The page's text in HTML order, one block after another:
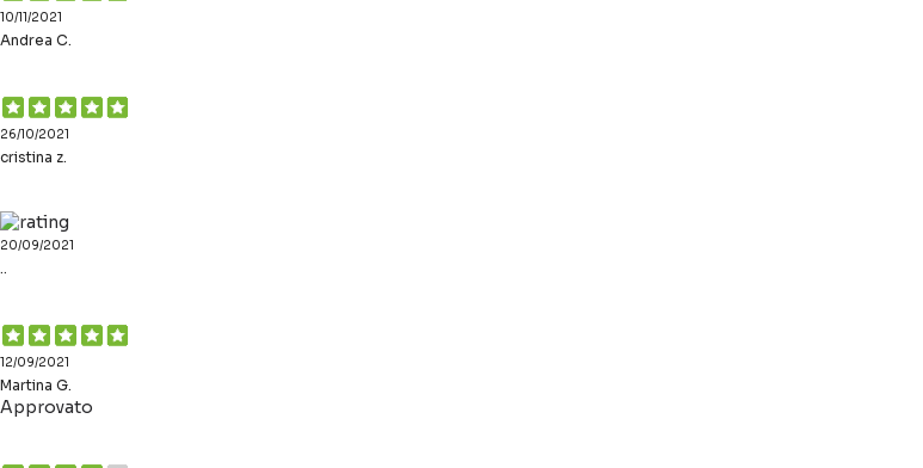
10/11/2021
Andrea C.
26/10/2021
cristina z.
20/09/2021
12/09/2021
Martina G.
Approvato